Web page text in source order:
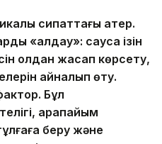
сипаттағы қатер.
«алдау»: саусақ ізін
қолдан жасап көрсету,
айналып өту.
Бұл
қарапайым
беру және